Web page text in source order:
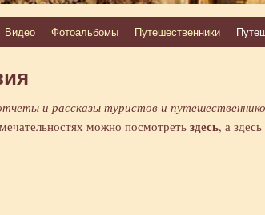
Видео Фотоальбомы Путешественники
и рассказы туристов и
можно посмотреть здесь, а здесь